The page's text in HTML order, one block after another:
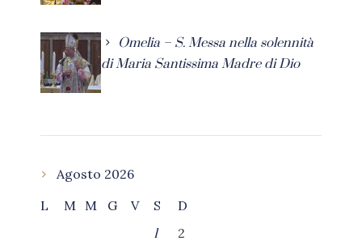
Omelia – S. Messa nella solennità
di Maria Santissima Madre di Dio
Agosto 2026
L
M M G V S
D
1
2